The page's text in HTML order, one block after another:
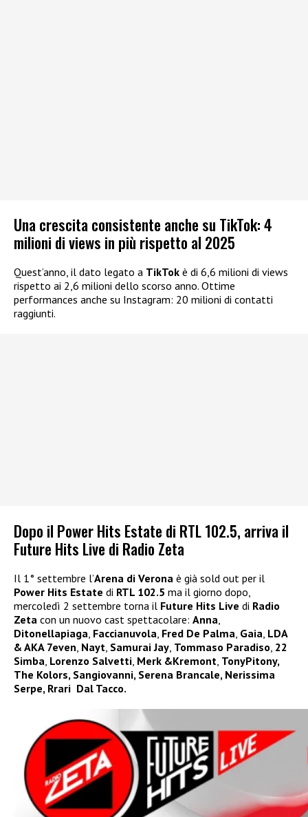
Una crescita consistente anche su TikTok: 4
milioni di views in più rispetto al 2025
Quest’anno, il dato legato a TikTok è di 6,6 milioni di views
rispetto ai 2,6 milioni dello scorso anno. Ottime
performances anche su Instagram: 20 milioni di contatti
raggiunti.
Dopo il Power Hits Estate di RTL 102.5, arriva il
Future Hits Live di Radio Zeta
Il 1° settembre l’Arena di Verona è già sold out per il
Power Hits Estate di RTL 102.5 ma il giorno dopo,
mercoledì 2 settembre torna il Future Hits Live di Radio
Zeta con un nuovo cast spettacolare: Anna
Ditonellapiaga Faccianuvola Fred De Palma Gaia LDA
& AKA 7even Nayt Samurai Jay Tommaso Paradiso 22
Simba Lorenzo Salvetti Merk &Kremont TonyPitony,
The Kolors, Sangiovanni, Serena Brancale, Nerissima
Serpe, Rrari Dal Tacco.